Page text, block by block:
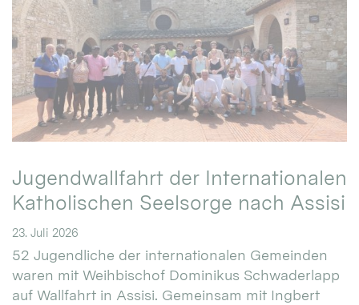
Jugendwallfahrt der Internationalen
Katholischen Seelsorge nach Assisi
23. Juli 2026
52 Jugendliche der internationalen Gemeinden
waren mit Weihbischof Dominikus Schwaderlapp
auf Wallfahrt in Assisi. Gemeinsam mit Ingbert